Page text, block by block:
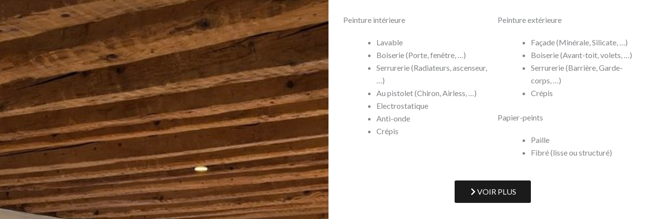
Peinture intérieure
Lavable
Boiserie (Porte, fenêtre, …)
Serrurerie (Radiateurs, ascenseur,
…)
Au pistolet (Chiron, Airless, …)
Electrostatique
Anti-onde
Crépis
Peinture extérieure
Façade (Minérale, Silicate, …)
Boiserie (Avant-toit, volets, …)
Serrurerie (Barrière, Garde-
corps, …)
Crépis
Papier-peints
Paille
Fibré (lisse ou structuré)
VOIR PLUS